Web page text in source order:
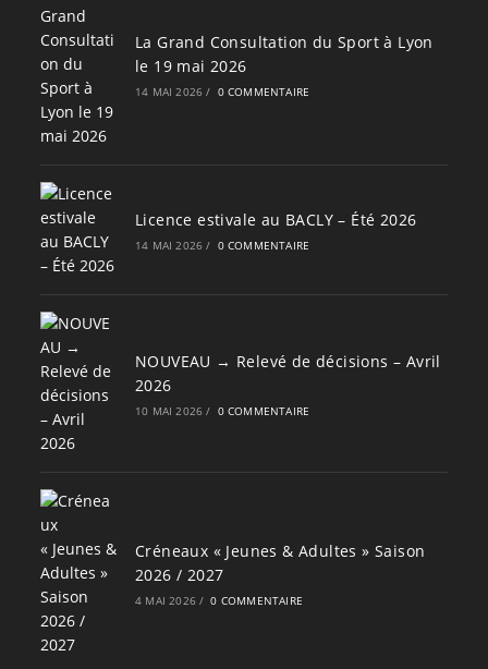
La Grand Consultation du Sport à Lyon
le 19 mai 2026
14 MAI 2026 / 0 COMMENTAIRE
Licence estivale au BACLY – Été 2026
14 MAI 2026 / 0 COMMENTAIRE
NOUVEAU → Relevé de décisions – Avril
2026
10 MAI 2026 / 0 COMMENTAIRE
Créneaux « Jeunes & Adultes » Saison
2026 / 2027
4 MAI 2026 / 0 COMMENTAIRE